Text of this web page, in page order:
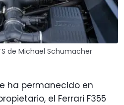
de Michael Schumacher
ha permanecido en
el Ferrari F355